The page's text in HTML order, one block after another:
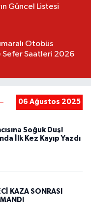
Güncel Listesi
Otobüs
Sefer Saatleri 2026
06 Ağustos 2025
Soğuk Duş!
İlk Kez Kayıp Yazdı
KAZA SONRASI